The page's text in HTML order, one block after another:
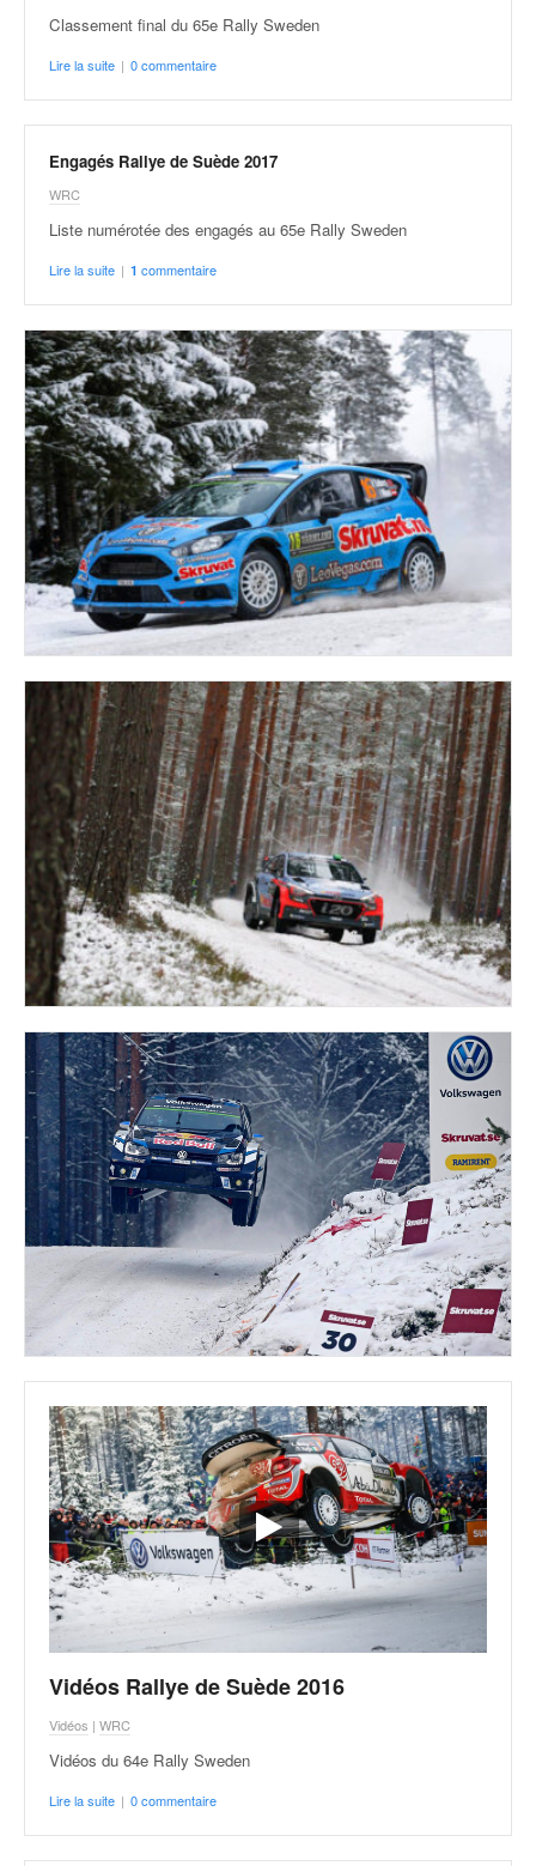
Classement final du 65e Rally Sweden
Lire la suite | 0 commentaire
Engagés Rallye de Suède 2017
WRC
Liste numérotée des engagés au 65e Rally Sweden
Lire la suite | 1 commentaire
Vidéos Rallye de Suède 2016
Vidéos | WRC
Vidéos du 64e Rally Sweden
Lire la suite | 0 commentaire